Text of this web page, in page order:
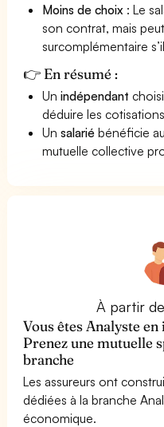
Moins de choix : Le
son contrat, mais
surcomplémentaire
👉 En résumé :
Unindépendant
déduire les
Unsalarié bénéficie
mutuelle collective
À partir
Vous êtes Analyste
Prenez une mutuelle
branche
Les assureurs ont
dédiées à la branche
économique.